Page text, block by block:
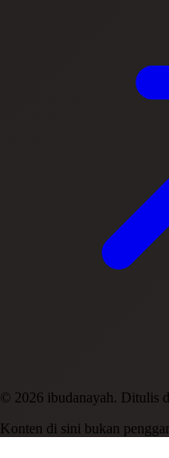
© 2026 ibudanayah. Ditulis
Konten di sini bukan